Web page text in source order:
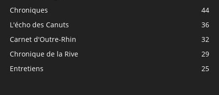
Chroniques
44
L'écho des Canuts
36
Carnet d'Outre-Rhin
32
Chronique de la Rive
29
Entretiens
25